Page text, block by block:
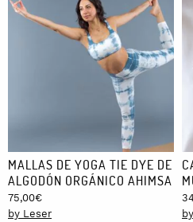
MALLAS DE YOGA TIE DYE DE
ALGODÓN ORGÁNICO AHIMSA
75,00€
by Leser